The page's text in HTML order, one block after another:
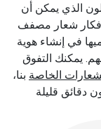
الذي يمكن أن
أفكار شعار مصفف
في إنشاء هوية
يمكنك التفوق
الخاصة بنا،
دقائق قليلة